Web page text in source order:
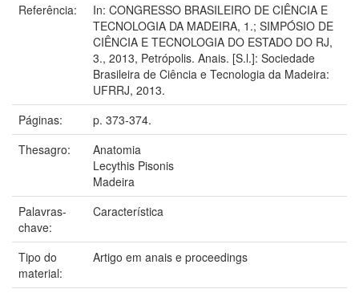
Referência:
In: CONGRESSO BRASILEIRO DE CIÊNCIA E
TECNOLOGIA DA MADEIRA, 1.; SIMPÓSIO DE
CIÊNCIA E TECNOLOGIA DO ESTADO DO RJ,
3., 2013, Petrópolis. Anais. [S.l.]: Sociedade
Brasileira de Ciência e Tecnologia da Madeira:
UFRRJ, 2013.
Páginas:
p. 373-374.
Thesagro:
Anatomia
Lecythis Pisonis
Madeira
Palavras-
chave:
Característica
Tipo do
material:
Artigo em anais e proceedings